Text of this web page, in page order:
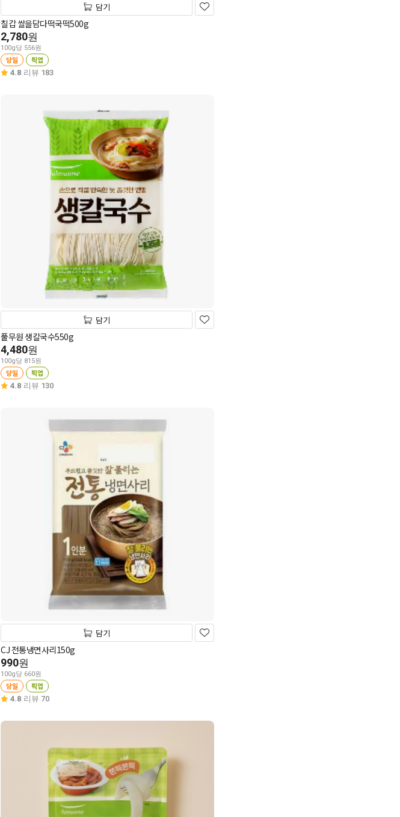
담기
칠갑 쌀을담다떡국떡500g
2,780원
100g당 556원
당일 픽업
4.8 리뷰 183
담기
풀무원 생칼국수550g
4,480원
100g당 815원
당일 픽업
4.8 리뷰 130
담기
CJ 전통냉면사리150g
990원
100g당 660원
당일 픽업
4.8 리뷰 70